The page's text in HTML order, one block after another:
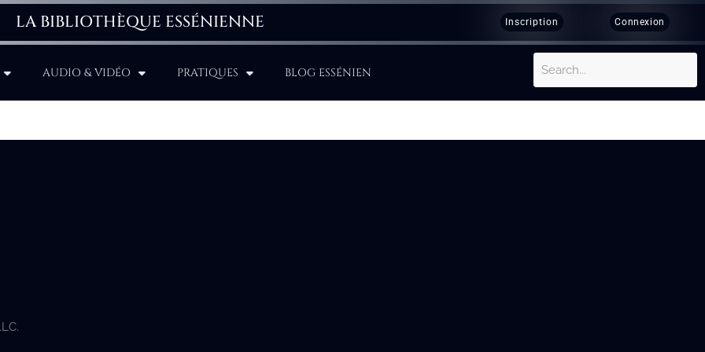
LA BIBLIOTHÈQUE ESSÉNIENNE Inscription Connexion
AUDIO & VIDÉO PRATIQUES BLOG ESSÉNIEN